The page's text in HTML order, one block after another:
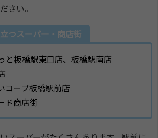
さい。
つスーパー・商店街
と板橋駅東口店、板橋駅南店
コープ板橋駅前店
ド商店街